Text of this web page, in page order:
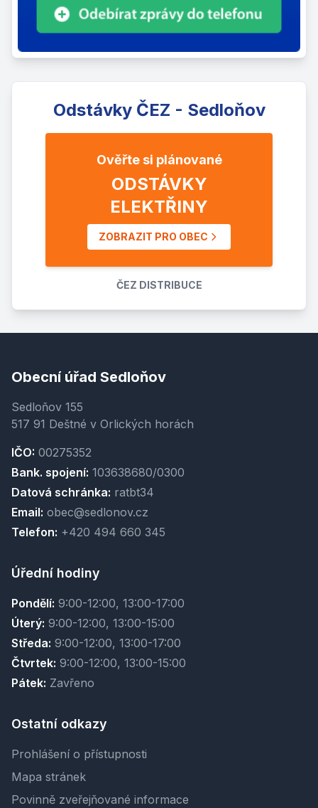
Odstávky ČEZ - Sedloňov
Ověřte si plánované
ODSTÁVKY
ELEKTŘINY
ZOBRAZIT PRO OBEC
ČEZ DISTRIBUCE
Obecní úřad Sedloňov
Sedloňov 155
517 91 Deštné v Orlických horách
IČO: 00275352
Bank. spojení: 103638680/0300
Datová schránka: ratbt34
Email: obec@sedlonov.cz
Telefon: +420 494 660 345
Úřední hodiny
Pondělí: 9:00-12:00, 13:00-17:00
Úterý: 9:00-12:00, 13:00-15:00
Středa: 9:00-12:00, 13:00-17:00
Čtvrtek: 9:00-12:00, 13:00-15:00
Pátek: Zavřeno
Ostatní odkazy
Prohlášení o přístupnosti
Mapa stránek
Povinně zveřejňované informace